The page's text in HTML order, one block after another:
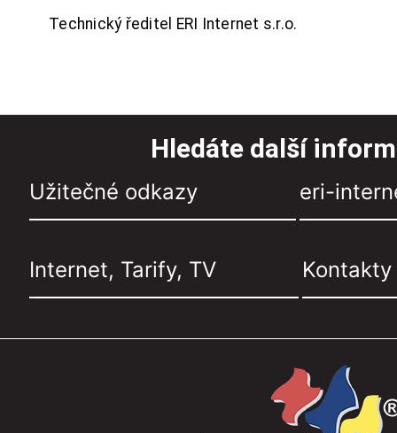
Technický ředitel ERI Internet s.r.o.
Hledáte další
Užitečné odkazy eri-
Internet, Tarify, TV Kontakty